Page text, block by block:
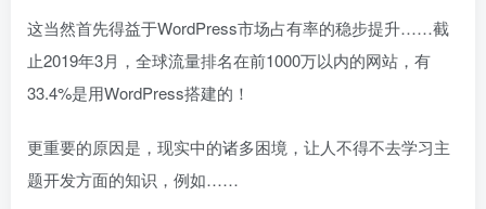
这当然首先得益于WordPress市场占有率的稳步提升……截
止2019年3月，全球流量排名在前1000万以内的网站，有
33.4%是用WordPress搭建的！
更重要的原因是，现实中的诸多困境，让人不得不去学习主
题开发方面的知识，例如……